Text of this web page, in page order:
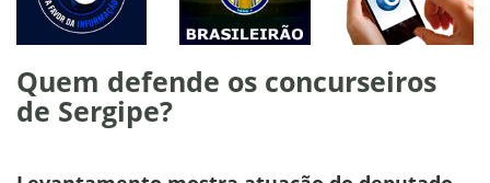
Quem defende os concurseiros
de Sergipe?